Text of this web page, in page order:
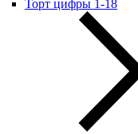
Торт цифры 1-18